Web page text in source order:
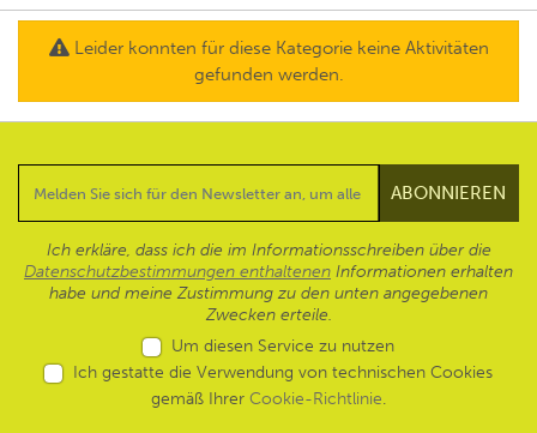
Leider konnten für diese Kategorie keine Aktivitäten
gefunden werden.
Ich erkläre, dass ich die im Informationsschreiben über die
Datenschutzbestimmungen enthaltenen Informationen erhalten
habe und meine Zustimmung zu den unten angegebenen
Zwecken erteile.
Um diesen Service zu nutzen
Ich gestatte die Verwendung von technischen Cookies
gemäß Ihrer Cookie-Richtlinie.